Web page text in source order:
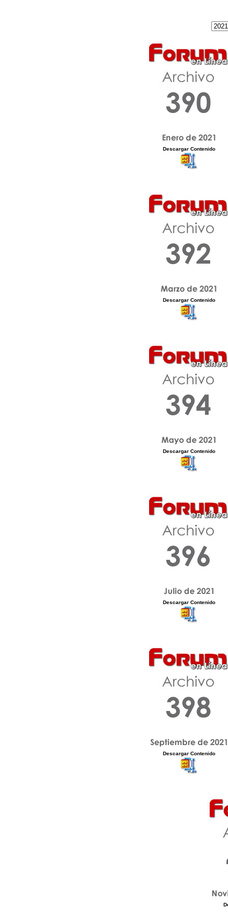
Descargar Contenido
Descargar Contenido
Descargar Contenido
Descargar Contenido
Descargar Contenido